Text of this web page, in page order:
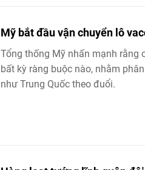
Mỹ bắt đầu vận chuyển lô
Tổng thống Mỹ nhấn mạnh rằng
bất kỳ ràng buộc nào, nhằm
như Trung Quốc theo đuổi.